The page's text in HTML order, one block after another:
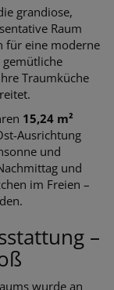
grandiose,
Raum
für eine moderne
gemütliche
Traumküche
15,24 m²
Ausrichtung
und
und
im Freien –
–
wurde an